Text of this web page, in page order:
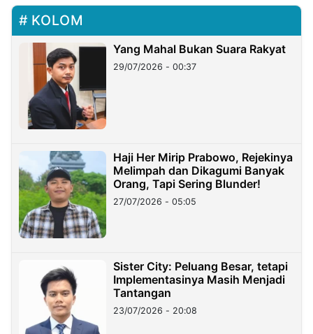
KOLOM
Yang Mahal Bukan Suara Rakyat
29/07/2026 - 00:37
Haji Her Mirip Prabowo, Rejekinya
Melimpah dan Dikagumi Banyak
Orang, Tapi Sering Blunder!
27/07/2026 - 05:05
Sister City: Peluang Besar, tetapi
Implementasinya Masih Menjadi
Tantangan
23/07/2026 - 20:08